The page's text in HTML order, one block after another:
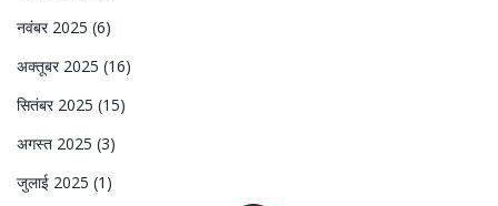
नवंबर 2025 (6)
अक्तूबर 2025 (16)
सितंबर 2025 (15)
अगस्त 2025 (3)
जुलाई 2025 (1)